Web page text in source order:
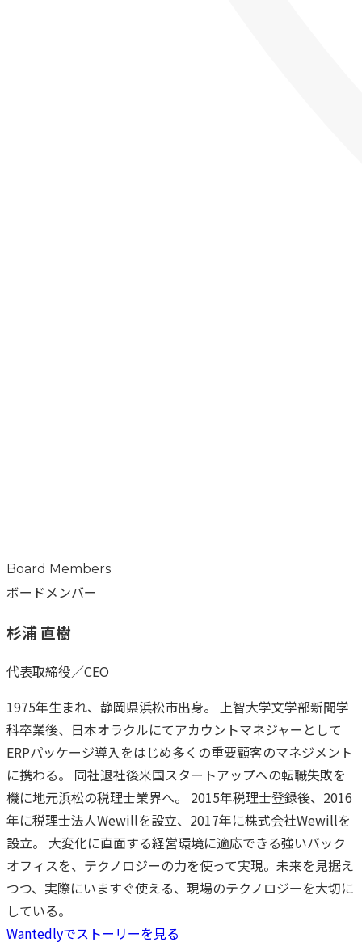
Board Members
ボードメンバー
杉浦 直樹
代表取締役／CEO
1975年生まれ、静岡県浜松市出身。 上智大学文学部新聞学
科卒業後、日本オラクルにてアカウントマネジャーとして
ERPパッケージ導入をはじめ多くの重要顧客のマネジメント
に携わる。 同社退社後米国スタートアップへの転職失敗を
機に地元浜松の税理士業界へ。 2015年税理士登録後、2016
年に税理士法人Wewillを設立、2017年に株式会社Wewillを
設立。 大変化に直面する経営環境に適応できる強いバック
オフィスを、テクノロジーの力を使って実現。未来を見据え
つつ、実際にいますぐ使える、現場のテクノロジーを大切に
している。
Wantedlyでストーリーを見る